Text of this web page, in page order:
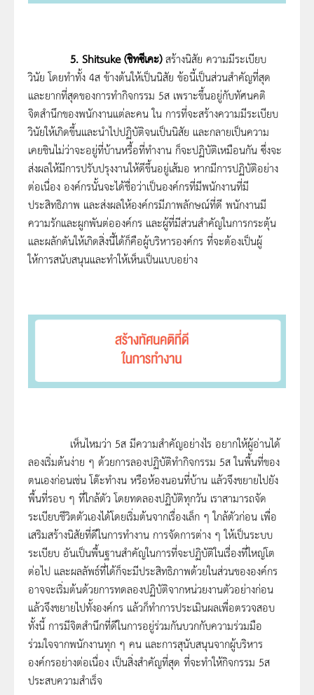
5. Shitsuke (ชิทซีเคะ)สร้างนิสัย ความมีระเบียบ
วินัย โดยทำทั้ง 4ส ข้างต้นให้เป็นนิสัย ข้อนี้เป็นส่วนสำคัญที่สุด
และยากที่สุดของการทำกิจกรรม 5ส เพราะขึ้นอยู่กับทัศนคติ
จิตสำนึกของพนักงานแต่ละคน ใน การที่จะสร้างความมีระเบียบ
วินัยให้เกิดขึ้นและนำไปปฏิบัติจนเป็นนิสัย และกลายเป็นความ
เคยชินไม่ว่าจะอยู่ที่บ้านหรื้อที่ทำงาน ก็จะปฏิบัติเหมือนกัน ซึ่งจะ
ส่งผลให้มีการปรับปรุงงานให้ดีขึ้นอยู่เส้มอ หากมีการปฏิบัติอย่าง
ต่อเนื่อง องค์กรนั้นจะได้ชื่อว่าเป็นองค์กรที่มีพนักงานที่มี
ประสิทธิภาพ และส่งผลให้องค์กรมีภาพลักษณ์ที่ดี พนักงานมี
ความรักและผูกพันต่อองค์กร และผู้ที่มีส่วนสำคัญในการกระตุ้น
และผลักดันให้เกิดสิ่งนี้ได้ก็คือผู้บริหารองค์กร ที่จะต้องเป็นผู้
ให้การสนับสนุนและทำให้เห็นเป็นแบบอย่าง
เห็นไหมว่า 5ส มีความสำคัญอย่างไร อยากให้ผู้อ่านได้
ลองเริ่มต้นง่าย ๆ ด้วยการลองปฏิบัติทำกิจกรรม 5ส ในพื้นที่ของ
ตนเองก่อนเช่น โต๊ะทำงน หรือห้องนอนที่บ้าน แล้วจึงขยายไปยัง
พื้นที่รอบ ๆ ที่ใกล้ตัว โดยทดลองปฏิบัติทุกวัน เราสามารถจัด
ระเบียบชีวิตตัวเองได้โดยเริ่มต้นจากเรื่องเล็ก ๆ ใกล้ตัวก่อน เพื่อ
เสริมสร้างนิสัยที่ดีในการทำงาน การจัดการต่าง ๆ ให้เป็นระบบ
ระเบียบ อันเป็นพื้นฐานสำคัญในการที่จะปฏิบัติในเรื่องที่ใหญ่โต
ต่อไป และผลลัพธ์ที่ได้ก็จะมีประสิทธิภาพด้วยในส่วนขององค์กร
อาจจะเริ่มต้นด้วยการทดลองปฏิบัติจากหน่วยงานตัวอย่างก่อน
แล้วจึงขยายไปทั้งองค์กร แล้วก็ทำการประเมินผลเพื่อตรวจสอบ
ทั้งนี้ การมีจิตสำนึกที่ดีในการอยู่ร่วมกันบวกกับความร่วมมือ
ร่วมใจจากพนักงานทุก ๆ คน และการสุนับสนุนจากผู้บริหาร
องค์กรอย่างต่อเนื่อง เป็นสิ่งสำคัญที่สุด ที่จะทำให้กิจกรรม 5ส
ประสบความสำเร็จ